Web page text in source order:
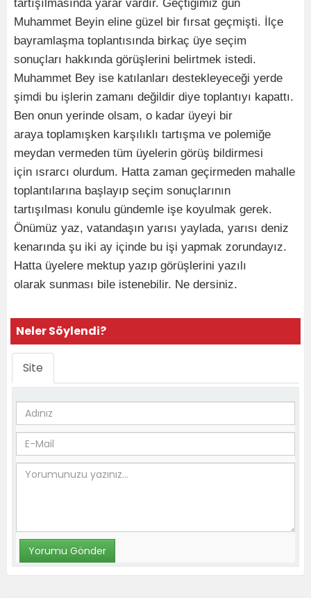
tartışılmasında yarar vardır. Geçtiğimiz gün
Muhammet Beyin eline güzel bir fırsat geçmişti. İlçe
bayramlaşma toplantısında birkaç üye seçim
sonuçları hakkında görüşlerini belirtmek istedi.
Muhammet Bey ise katılanları destekleyeceği yerde
şimdi bu işlerin zamanı değildir diye toplantıyı kapattı.
Ben onun yerinde olsam, o kadar üyeyi bir
araya toplamışken karşılıklı tartışma ve polemiğe
meydan vermeden tüm üyelerin görüş bildirmesi
için ısrarcı olurdum. Hatta zaman geçirmeden mahalle
toplantılarına başlayıp seçim sonuçlarının
tartışılması konulu gündemle işe koyulmak gerek.
Önümüz yaz, vatandaşın yarısı yaylada, yarısı deniz
kenarında şu iki ay içinde bu işi yapmak zorundayız.
Hatta üyelere mektup yazıp görüşlerini yazılı
olarak sunması bile istenebilir. Ne dersiniz.
Neler Söylendi?
Site